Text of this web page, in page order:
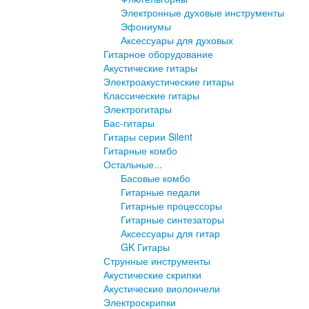
Электронные духовые инструменты
Эфониумы
Аксессуары для духовых
Гитарное оборудование
Акустические гитары
Электроакустические гитары
Классические гитары
Электрогитары
Бас-гитары
Гитары серии Silent
Гитарные комбо
Остальные...
Басовые комбо
Гитарные педали
Гитарные процессоры
Гитарные синтезаторы
Аксессуары для гитар
GK Гитары
Струнные инструменты
Акустические скрипки
Акустические виолончели
Электроскрипки